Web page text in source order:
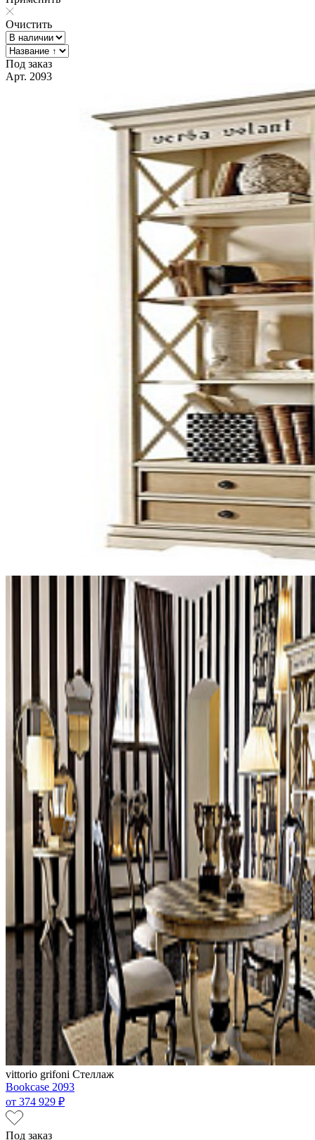
Очистить
Под заказ
Арт. 2093
vittorio grifoni Стеллаж
Bookcase 2093
от 374 929 ₽
Под заказ